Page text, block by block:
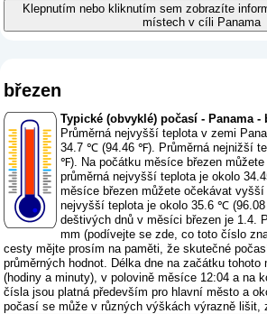
Klepnutím nebo kliknutím sem zobrazíte
místech v cíli Panama
březen
Typické (obvyklé) počasí - Panama -
Průměrná nejvyšší teplota v zemi
34.7 ℃ (94.46 ℉). Průměrná nejnižší
℉). Na počátku měsíce březen
průměrná nejvyšší teplota je okolo
měsíce březen můžete očekávat vyšší
nejvyšší teplota je okolo 35.6 ℃
deštivých dnů v měsíci březen je 1.4.
mm (podívejte se zde, co toto číslo
cesty mějte prosím na paměti, že skutečné
průměrných hodnot. Délka dne na začátku tohoto
(hodiny a minuty), v polovině měsíce 12:04 a na
čísla jsou platná především pro hlavní město a
počasí se může v různých výškách výrazně lišit,